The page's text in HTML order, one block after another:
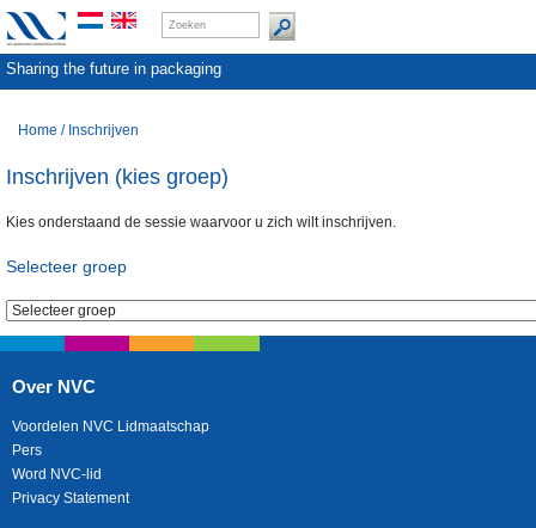
Sharing the future in packaging
Home / Inschrijven
Inschrijven (kies groep)
Kies onderstaand de sessie waarvoor u zich wilt inschrijven.
Selecteer groep
Over NVC
Voordelen NVC Lidmaatschap
Pers
Word NVC-lid
Privacy Statement